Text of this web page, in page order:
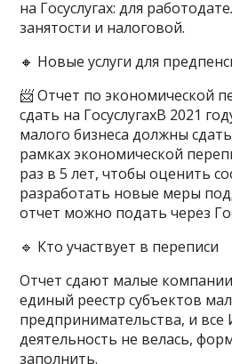
на Госуслугах: для
занятости и налоговой.
🔸 Новые услуги для
📨 Отчет по экономической
сдать на ГосуслугахВ 2021
малого бизнеса должны
рамках экономической
раз в 5 лет, чтобы оценить
разработать новые меры
отчет можно подать через
🔹 Кто участвует в переписи
Отчет сдают малые
единый реестр субъектов
предпринимательства, и все
деятельность не велась,
заполнить.